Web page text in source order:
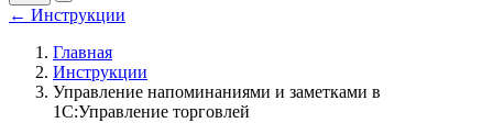
← Инструкции
Главная
Инструкции
Управление напоминаниями и заметками в
1С:Управление торговлей